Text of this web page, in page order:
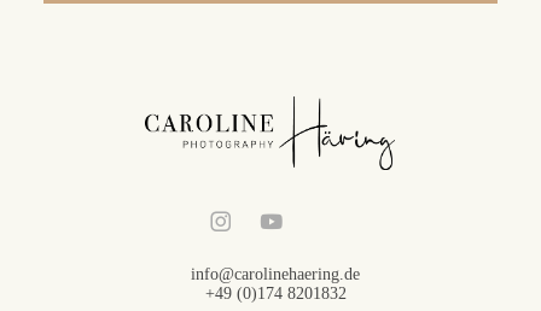
info@carolinehaering.de
+49 (0)174 8201832